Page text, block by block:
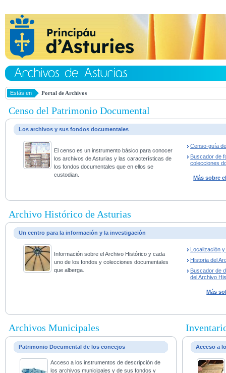
Estás en Portal de Archivos
Censo del Patrimonio Documental
Los archivos y sus fondos documentales
El censo es un instrumento básico para conocer
los archivos de Asturias y las características de
los fondos documentales que en ellos se
custodian.
Censo-guía
Buscador de
colecciones
Más sobre
Archivo Histórico de Asturias
Un centro para la información y la investigación
Información sobre el Archivo Histórico y cada
uno de los fondos y colecciones documentales
que alberga.
Localización
Historia del
Buscador de
del Archivo
Más
Archivos Municipales
Patrimonio Documental de los concejos
Acceso a los instrumentos de descripción de
los archivos municipales y de sus fondos y
Acceso a